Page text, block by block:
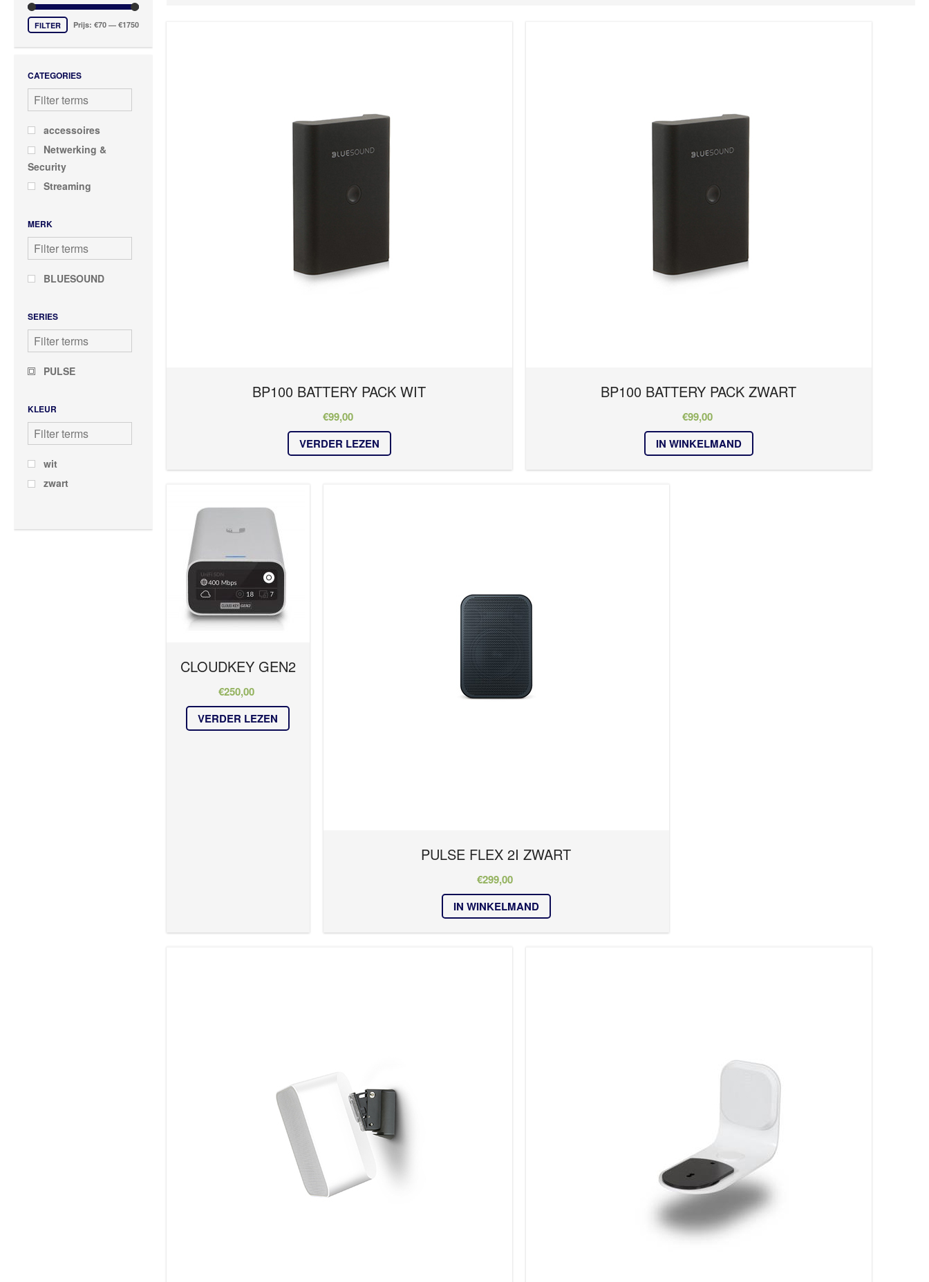
CONTACT
FILTER Prijs: €70— €1750
CATEGORIES
accessoires
Netwerking &
Security
Streaming
MERK
BLUESOUND
SERIES
PULSE
KLEUR
wit
zwart
BP100 BATTERY PACK WIT
€99,00
VERDER LEZEN
BP100 BATTERY PACK ZWART
€99,00
IN WINKELMAND
CLOUDKEY GEN2
€250,00
VERDER LEZEN
PULSE FLEX 2I ZWART
€299,00
IN WINKELMAND